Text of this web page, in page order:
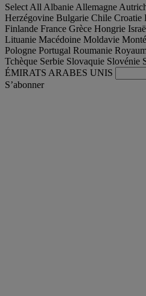
Select All Albanie Allemagne
Herzégovine Bulgarie Chile Croatie
Finlande France Grèce Hongrie
Lituanie Macédoine Moldavie
Pologne Portugal Roumanie
Tchèque Serbie Slovaquie Slovénie
ÉMIRATS ARABES UNIS
S’abonner